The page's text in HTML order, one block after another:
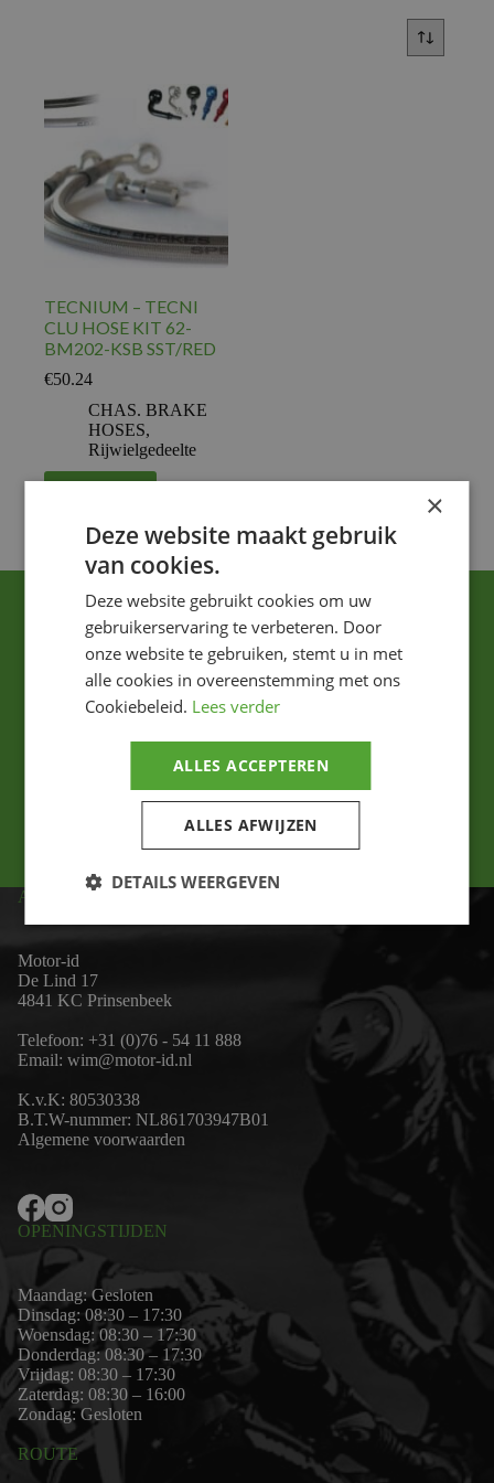
TECNIUM – TECNI
CLU HOSE KIT 62-
BM202-KSB SST/RED
€50.24
CHAS. BRAKE
HOSES,
Rijwielgedeelte
ADRES
Motor-id
De Lind 17
4841 KC Prinsenbeek
Telefoon: +31 (0)76 - 54 11 888
Email: wim@motor-id.nl
K.v.K: 80530338
B.T.W-nummer: NL861703947B01
Algemene voorwaarden
OPENINGSTIJDEN
Maandag: Gesloten
Dinsdag: 08:30 – 17:30
Woensdag: 08:30 – 17:30
Donderdag: 08:30 – 17:30
Vrijdag: 08:30 – 17:30
Zaterdag: 08:30 – 16:00
Zondag: Gesloten
ROUTE
×
Deze website maakt gebruik
van cookies.
Deze website gebruikt cookies om uw
gebruikerservaring te verbeteren. Door
onze website te gebruiken, stemt u in met
alle cookies in overeenstemming met ons
Cookiebeleid. Lees verder
ALLES ACCEPTEREN
ALLES AFWIJZEN
DETAILS WEERGEVEN